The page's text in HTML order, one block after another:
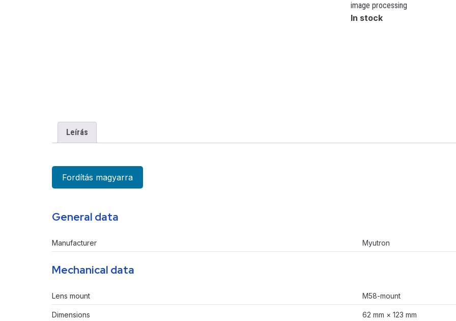
image processing
In stock
Leírás
Fordítás magyarra
General data
Manufacturer Myutron
Mechanical data
Lens mount M58-mount
Dimensions 62 mm × 123 mm